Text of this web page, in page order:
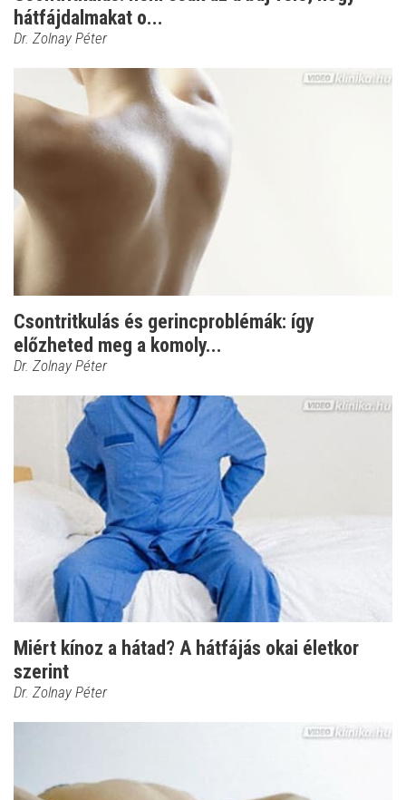
hátfájdalmakat o...
Dr. Zolnay Péter
Csontritkulás és gerincproblémák: így
előzheted meg a komoly...
Dr. Zolnay Péter
Miért kínoz a hátad? A hátfájás okai életkor
szerint
Dr. Zolnay Péter